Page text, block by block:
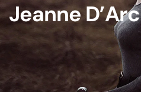
Jeanne D’Arc